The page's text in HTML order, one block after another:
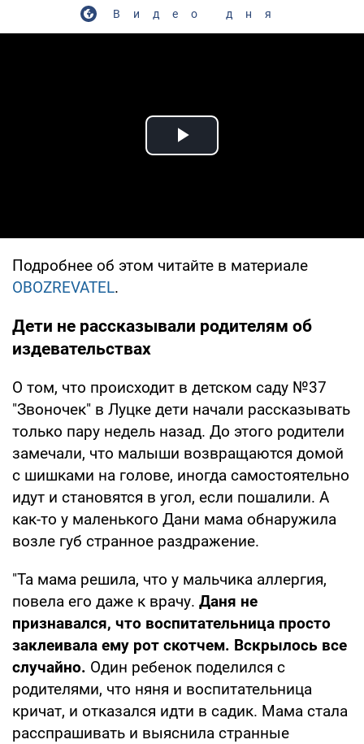
Видео дня
Play Video
Подробнее об этом читайте в материале
OBOZREVATEL.
Дети не рассказывали родителям об
издевательствах
О том, что происходит в детском саду №37
"Звоночек" в Луцке дети начали рассказывать
только пару недель назад. До этого родители
замечали, что малыши возвращаются домой
с шишками на голове, иногда самостоятельно
идут и становятся в угол, если пошалили. А
как-то у маленького Дани мама обнаружила
возле губ странное раздражение.
"Та мама решила, что у мальчика аллергия,
повела его даже к врачу. Даня не
признавался, что воспитательница просто
заклеивала ему рот скотчем. Вскрылось все
случайно. Один ребенок поделился с
родителями, что няня и воспитательница
кричат, и отказался идти в садик. Мама стала
расспрашивать и выяснила странные